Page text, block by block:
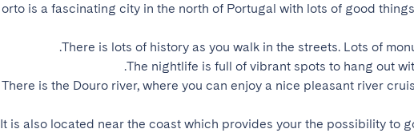
orto is a fascinating city in the north of Portugal with lots of good
There is the Douro river, where you can enjoy a nice pleasant river
It is also located near the coast which provides your the possibility to